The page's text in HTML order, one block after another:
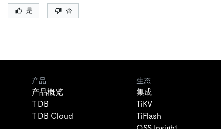
是 否
产品
产品概览
TiDB
TiDB Cloud
生态
集成
TiKV
TiFlash